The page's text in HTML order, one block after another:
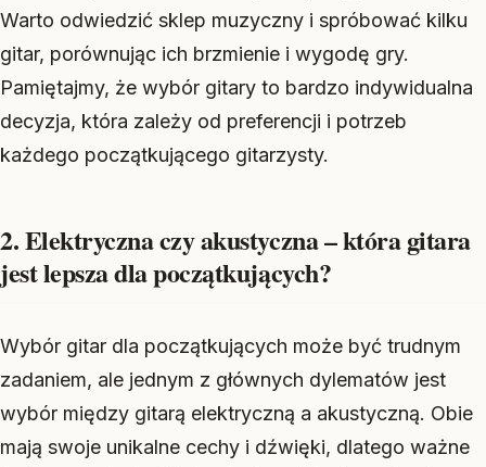
Warto odwiedzić sklep muzyczny i spróbować kilku
gitar, porównując ich brzmienie i wygodę gry.
Pamiętajmy, że wybór gitary to bardzo indywidualna
decyzja, która zależy od preferencji i potrzeb
każdego początkującego gitarzysty.
2. Elektryczna czy akustyczna – która gitara
jest lepsza dla początkujących?
Wybór gitar dla początkujących może być trudnym
zadaniem, ale jednym z głównych dylematów jest
wybór między gitarą elektryczną a akustyczną. Obie
mają swoje unikalne cechy i dźwięki, dlatego ważne